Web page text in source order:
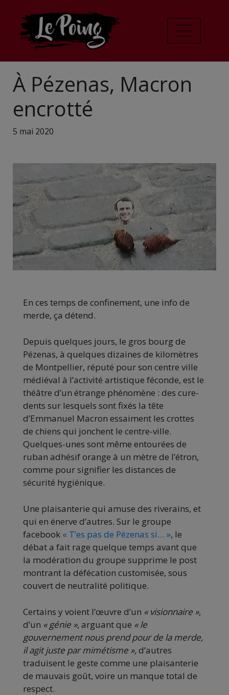
À Pézenas, Macron
encrotté
5 mai 2020
En ces temps de confinement, une info de
merde, ça détend.
Depuis quelques jours, le gros bourg de
Pézenas, à quelques dizaines de kilomètres
de Montpellier, réputé pour son centre ville
médiéval à l’activité artistique féconde, est le
théâtre d’un étrange phénomène : des cure-
dents sur lesquels sont fixés la tête
d’Emmanuel Macron essaiment les crottes
de chiens qui jonchent le centre-ville.
Quelques-unes sont même entourées de
ruban adhésif orange à un mètre de l’étron,
comme pour signifier les distances de
sécurité hygiénique.
Une plaisanterie qui amuse des riverains, et
qui en énerve d’autres. Sur le groupe
facebook « T’es pas de Pézenas si… », le
débat a fait rage quelque temps avant que
la modération du groupe supprime le post
montrant la défécation customisée, sous
couvert de neutralité politique.
Certains y voient l’œuvre d’un « visionnaire »,
d’un « génie », arguant que « le
gouvernement nous prend pour de la merde,
il agit juste par mimétisme »,d’autres
traduisent le geste comme une plaisanterie
de mauvais goût, voire un manque total de
respect.